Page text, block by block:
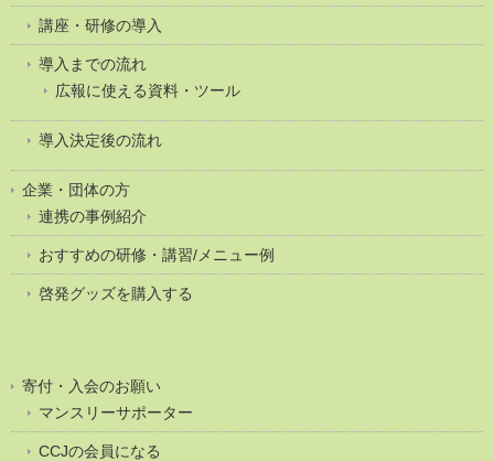
講座・研修の導入
導入までの流れ
広報に使える資料・ツール
導入決定後の流れ
企業・団体の方
連携の事例紹介
おすすめの研修・講習/メニュー例
啓発グッズを購入する
寄付・入会のお願い
マンスリーサポーター
CCJの会員になる